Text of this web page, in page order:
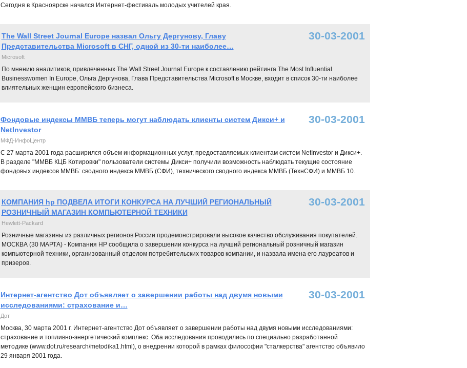
Сегодня в Красноярске начался Интернет-фестиваль молодых учителей края.
The Wall Street Journal Europe назвал Ольгу Дергунову, Главу
Представительства Microsoft в СНГ, одной из 30-ти наиболее…
30-03-2001
Microsoft
По мнению аналитиков, привлеченных The Wall Street Journal Europe к составлению рейтинга The Most Influential
Businesswomen In Europe, Ольга Дергунова, Глава Представительства Microsoft в Москве, входит в список 30-ти наиболее
влиятельных женщин европейского бизнеса.
Фондовые индексы ММВБ теперь могут наблюдать клиенты систем Дикси+ и
NetInvestor
30-03-2001
МФД-ИнфоЦентр
C 27 марта 2001 года расширился объем информационных услуг, предоставляемых клиентам систем NetInvestor и Дикси+.
В разделе "ММВБ КЦБ Котировки" пользователи системы Дикси+ получили возможность наблюдать текущие состояние
фондовых индексов ММВБ: сводного индекса ММВБ (СФИ), технического сводного индекса ММВБ (ТехнСФИ) и ММВБ 10.
КОМПАНИЯ hp ПОДВЕЛА ИТОГИ КОНКУРСА НА ЛУЧШИЙ РЕГИОНАЛЬНЫЙ
РОЗНИЧНЫЙ МАГАЗИН КОМПЬЮТЕРНОЙ ТЕХНИКИ
30-03-2001
Hewlett-Packard
Розничные магазины из различных регионов России продемонстрировали высокое качество обслуживания покупателей.
МОСКВА (30 МАРТА) - Компания HP сообщила о завершении конкурса на лучший региональный розничный магазин
компьютерной техники, организованный отделом потребительских товаров компании, и назвала имена его лауреатов и
призеров.
Интернет-агентство Дот объявляет о завершении работы над двумя новыми
исследованиями: страхование и…
30-03-2001
Дот
Москва, 30 марта 2001 г. Интернет-агентство Дот объявляет о завершении работы над двумя новыми исследованиями:
страхование и топливно-энергетический комплекс. Оба исследования проводились по специально разработанной
методике (www.dot.ru/research/metodika1.html), о внедрении которой в рамках философии "сталкерства" агентство объявило
29 января 2001 года.